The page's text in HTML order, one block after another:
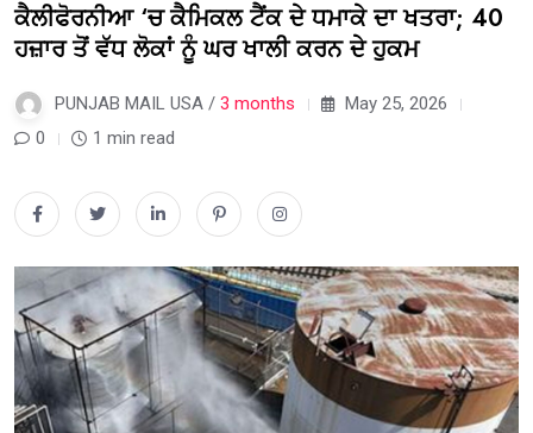
ਕੈਲੀਫੋਰਨੀਆ ‘ਚ ਕੈਮਿਕਲ ਟੈਂਕ ਦੇ ਧਮਾਕੇ ਦਾ ਖਤਰਾ; 40
ਹਜ਼ਾਰ ਤੋਂ ਵੱਧ ਲੋਕਾਂ ਨੂੰ ਘਰ ਖਾਲੀ ਕਰਨ ਦੇ ਹੁਕਮ
PUNJAB MAIL USA / 3 months
May 25, 2026
0
1 min read